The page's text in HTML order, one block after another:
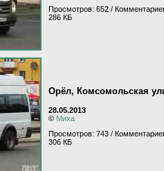
Просмотров: 652 /
286 КБ
Орёл, Комсомольская
28.05.2013
© Миха
Просмотров: 743 /
306 КБ